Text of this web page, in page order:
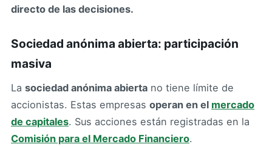
directo de las decisiones.
Sociedad anónima abierta: participación
masiva
La sociedad anónima abierta no tiene límite de
accionistas. Estas empresas operan en el mercado
de capitales. Sus acciones están registradas en la
Comisión para el Mercado Financiero.